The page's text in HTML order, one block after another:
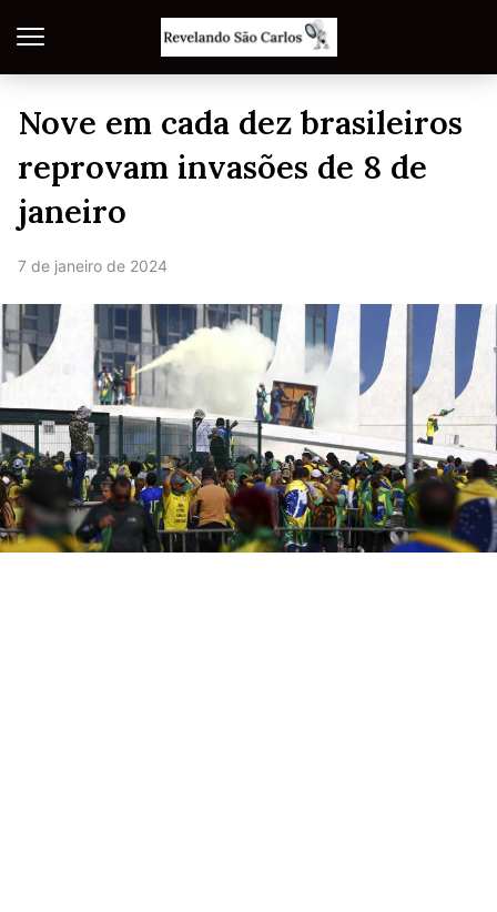
Nove em cada dez brasileiros
reprovam invasões de 8 de
janeiro
7 de janeiro de 2024